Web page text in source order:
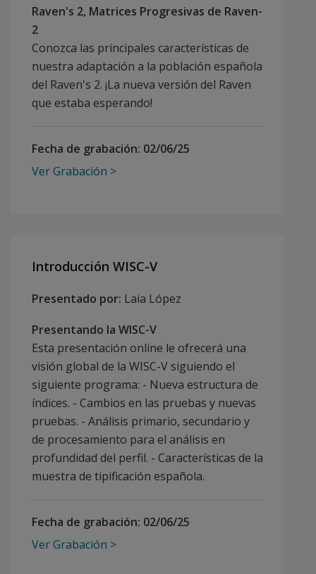
Raven's 2, Matrices Progresivas de Raven-
2
Conozca las principales características de
nuestra adaptación a la población española
del Raven's 2. ¡La nueva versión del Raven
que estaba esperando!
Fecha de grabación: 02/06/25
Ver Grabación
Introducción WISC-V
Presentado por: Laia López
Presentando la WISC-V
Esta presentación online le ofrecerá una
visión global de la WISC-V siguiendo el
siguiente programa: - Nueva estructura de
índices. - Cambios en las pruebas y nuevas
pruebas. - Análisis primario, secundario y
de procesamiento para el análisis en
profundidad del perfil. - Características de la
muestra de tipificación española.
Fecha de grabación: 02/06/25
Ver Grabación